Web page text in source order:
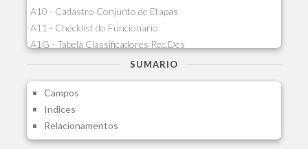
A10 - Cadastro Conjunto de Etapas
A11 - Checklist do Funcionario
A1G - Tabela Classificadores Rec.Des
A1H - Itens Tabela Classif.Rec.Desp.
A1J - Itens Aglutinadores Visao
A1N - Tipos de Card
A1O - Cards Dashboard
A1P - Tipos de Charts
SUMARIO
Campos
Indices
Relacionamentos